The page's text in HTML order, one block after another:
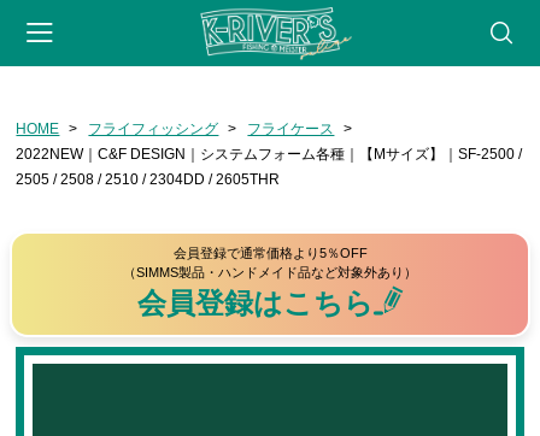
会員登録 マイページ カート webサイト
CATEGORY
フライフィッシング
リール
HOME フライフィッシング
フライケース
2022NEW｜C&F DESIGN｜システムフォーム各種｜【Mサイズ】｜SF-2500 /
2505 / 2508 / 2510 / 2304DD / 2605THR
会員登録で通常価格より5％OFF
（SIMMS製品・ハンドメイド品など対象外あり）
会員登録はこちら